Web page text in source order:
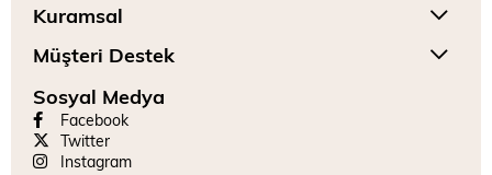
Kuramsal
Müşteri Destek
Sosyal Medya
Facebook
Twitter
Instagram